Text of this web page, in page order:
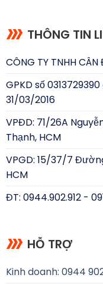
THÔNG TIN
CÔNG TY TNHH
GPKD số
31/03/2016
VPĐD: 71/26A
Thạnh, HCM
VPGD: 15/37/7
HCM
ĐT: 0944.902.912 -
HỖ TRỢ
Kinh doanh: 0944